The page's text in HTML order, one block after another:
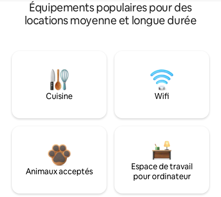
Équipements populaires pour des
locations moyenne et longue durée
Cuisine Wifi
Animaux acceptés
Espace de travail
pour ordinateur